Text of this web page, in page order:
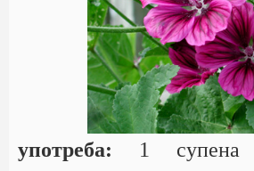
употреба: 1 супена